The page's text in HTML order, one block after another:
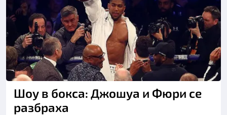
Шоу в бокса: Джошуа и Фюри се
разбраха